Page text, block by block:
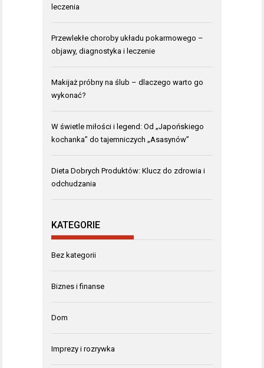
leczenia
Przewlekłe choroby układu pokarmowego –
objawy, diagnostyka i leczenie
Makijaż próbny na ślub – dlaczego warto go
wykonać?
W świetle miłości i legend: Od „Japońskiego
kochanka” do tajemniczych „Asasynów”
Dieta Dobrych Produktów: Klucz do zdrowia i
odchudzania
KATEGORIE
Bez kategorii
Biznes i finanse
Dom
Imprezy i rozrywka